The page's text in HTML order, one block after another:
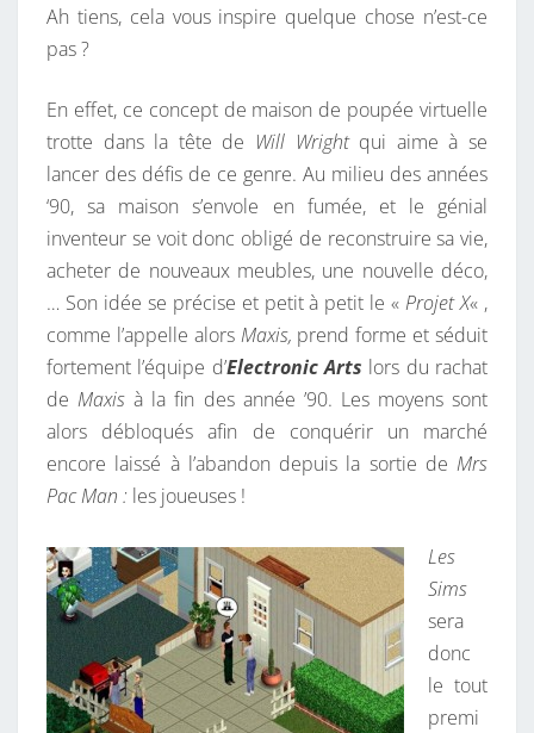
Ah tiens, cela vous inspire quelque chose n’est-ce
pas ?
En effet, ce concept de maison de poupée virtuelle
trotte dans la tête de Will Wrightqui aime à se
lancer des défis de ce genre. Au milieu des années
‘90, sa maison s’envole en fumée, et le génial
inventeur se voit donc obligé de reconstruire sa vie,
acheter de nouveaux meubles, une nouvelle déco,
… Son idée se précise et petit à petit le «Projet X« ,
comme l’appelle alors Maxis, prend forme et séduit
fortement l’équipe d’Electronic Arts lors du rachat
deMaxis à la fin des année ’90. Les moyens sont
alors débloqués afin de conquérir un marché
encore laissé à l’abandon depuis la sortie de Mrs
Pac Man : les joueuses !
Les
Sims
sera
donc
le tout
premi